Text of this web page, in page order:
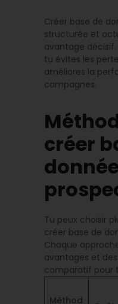
Créer base de
structurée et
avantage
tu évites les
améliores la
campagnes.
créer
Tu peux choisir
créer base de
Chaque
avantages et
comparatif pour
Méthod